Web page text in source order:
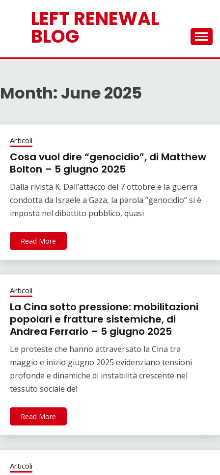
LEFT RENEWAL
BLOG
Month: June 2025
Articoli
Cosa vuol dire “genocidio”, di Matthew
Bolton – 5 giugno 2025
Dalla rivista K. Dall’attacco del 7 ottobre e la guerra
condotta da Israele a Gaza, la parola “genocidio” si è
imposta nel dibattito pubblico, quasi
Read More
Articoli
La Cina sotto pressione: mobilitazioni
popolari e fratture sistemiche, di
Andrea Ferrario – 5 giugno 2025
Le proteste che hanno attraversato la Cina tra
maggio e inizio giugno 2025 evidenziano tensioni
profonde e dinamiche di instabilità crescente nel
tessuto sociale del
Read More
Articoli